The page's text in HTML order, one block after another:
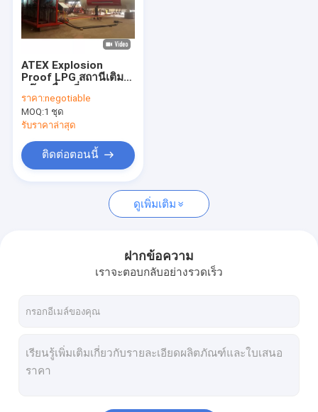
เครื่องซีลอากาศร้อน
ปั๊มแก๊ส LPG
ATEX Explosion
Proof LPG สถานีเติม
เคลื่อนที่ได้ 20 ตัน
ราคา:negotiable
MOQ:1 ชุด
รับราคาล่าสุด
ติดต่อตอนนี้
ดูเพิ่มเติม
ฝากข้อความ
เราจะตอบกลับอย่างรวดเร็ว